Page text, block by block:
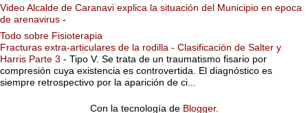
Video Alcalde de Caranavi explica la situación del Municipio en epoca
de arenavirus -
Todo sobre Fisioterapia
Fracturas extra-articulares de la rodilla - Clasificación de Salter y
Harris Parte 3 - Tipo V. Se trata de un traumatismo fisario por
compresión cuya existencia es controvertida. El diagnóstico es
siempre retrospectivo por la aparición de ci...
Con la tecnología de Blogger.